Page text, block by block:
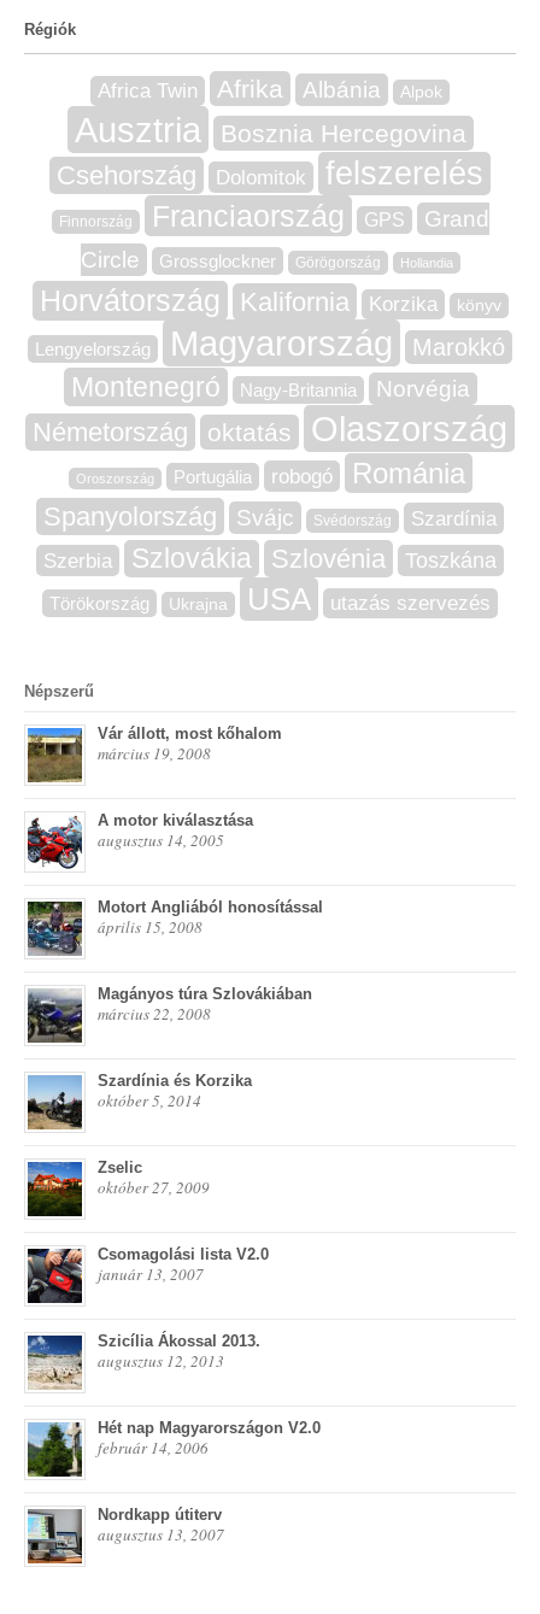
Régiók
Africa Twin Afrika Albánia Alpok
Ausztria Bosznia Hercegovina
Csehország Dolomitok felszerelés
Finnország Franciaország GPS
Grand
Circle
Grossglockner Görögország Hollandia
Horvátország Kalifornia Korzika könyv
Lengyelország Magyarország Marokkó
Montenegró Nagy-Britannia Norvégia
Németország oktatás Olaszország
Oroszország Portugália robogó Románia
Spanyolország Svájc Svédország
Szardínia
Szerbia
Szlovákia Szlovénia Toszkána
Törökország Ukrajna USA utazás szervezés
Népszerű
Vár állott, most kőhalom
március 19, 2008
A motor kiválasztása
augusztus 14, 2005
Motort Angliából honosítással
április 15, 2008
Magányos túra Szlovákiában
március 22, 2008
Szardínia és Korzika
október 5, 2014
Zselic
október 27, 2009
Csomagolási lista V2.0
január 13, 2007
Szicília Ákossal 2013.
augusztus 12, 2013
Hét nap Magyarországon V2.0
február 14, 2006
Nordkapp útiterv
augusztus 13, 2007